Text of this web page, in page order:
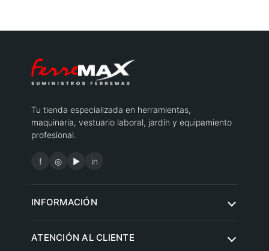
Tu tienda especializada en herramientas,
maquinaria, vestuario laboral, jardín y equipamiento
profesional.
f ◎ ▶ in
ATENCIÓN AL CLIENTE
INFORMACIÓN